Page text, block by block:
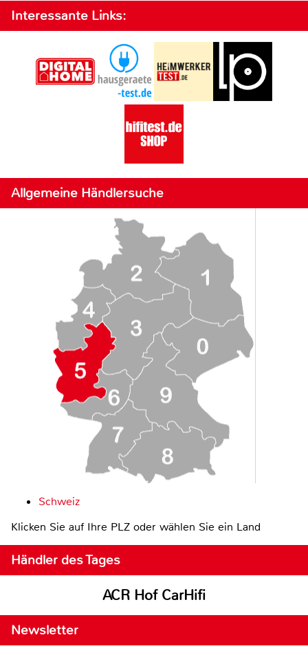
Interessante Links:
Allgemeine Händlersuche
Schweiz
Klicken Sie auf Ihre PLZ oder wählen Sie ein Land
Händler des Tages
ACR Hof CarHifi
Newsletter